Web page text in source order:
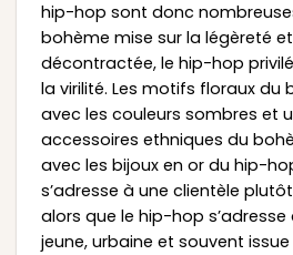
hip-hop sont donc
bohème mise sur la légèreté et
décontractée, le hip-hop
la virilité. Les motifs floraux
avec les couleurs sombres et
accessoires ethniques du
avec les bijoux en or du hip-
s’adresse à une clientèle
alors que le hip-hop s’adresse
jeune, urbaine et souvent